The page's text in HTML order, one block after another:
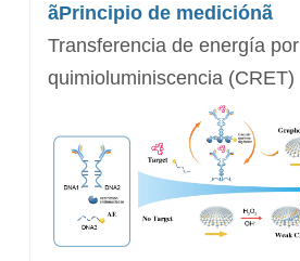
ãPrincipio de mediciónã
Transferencia de energía
quimioluminiscencia (CRET)